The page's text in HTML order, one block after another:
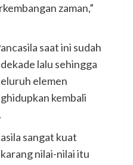
zaman,”
saat ini sudah
lalu sehingga
elemen
kembali
sangat kuat
nilai-nilai itu